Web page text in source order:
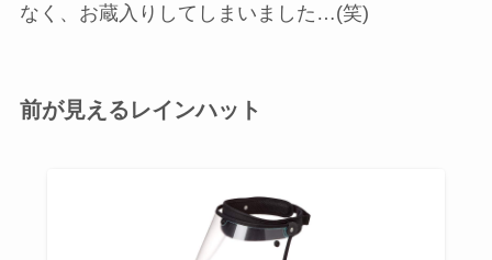
なく、お蔵入りしてしまいました…(笑)
前が見えるレインハット